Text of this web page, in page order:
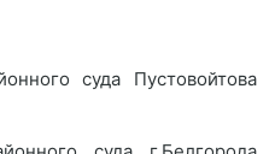
суда Пустовойтова